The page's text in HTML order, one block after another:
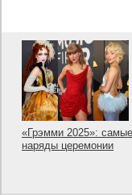
«Грэмми 2025»:
наряды церемонии